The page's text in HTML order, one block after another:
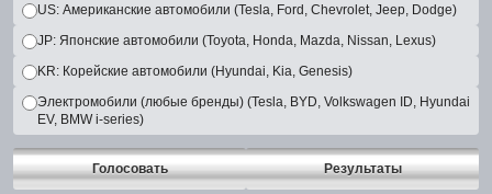
US: Американские автомобили (Tesla, Ford, Chevrolet, Jeep, Dodge)
JP: Японские автомобили (Toyota, Honda, Mazda, Nissan, Lexus)
KR: Корейские автомобили (Hyundai, Kia, Genesis)
Электромобили (любые бренды) (Tesla, BYD, Volkswagen ID, Hyundai
EV, BMW i-series)
Голосовать Результаты